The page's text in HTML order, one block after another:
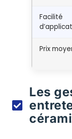
Facilité
Prix
Les